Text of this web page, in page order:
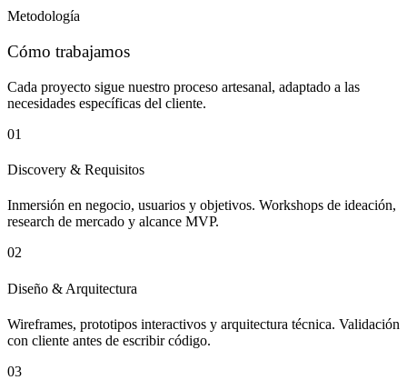
Metodología
Cómo trabajamos
Cada proyecto sigue nuestro proceso artesanal, adaptado a las
necesidades específicas del cliente.
01
Discovery & Requisitos
Inmersión en negocio, usuarios y objetivos. Workshops de ideación,
research de mercado y alcance MVP.
02
Diseño & Arquitectura
Wireframes, prototipos interactivos y arquitectura técnica. Validación
con cliente antes de escribir código.
03